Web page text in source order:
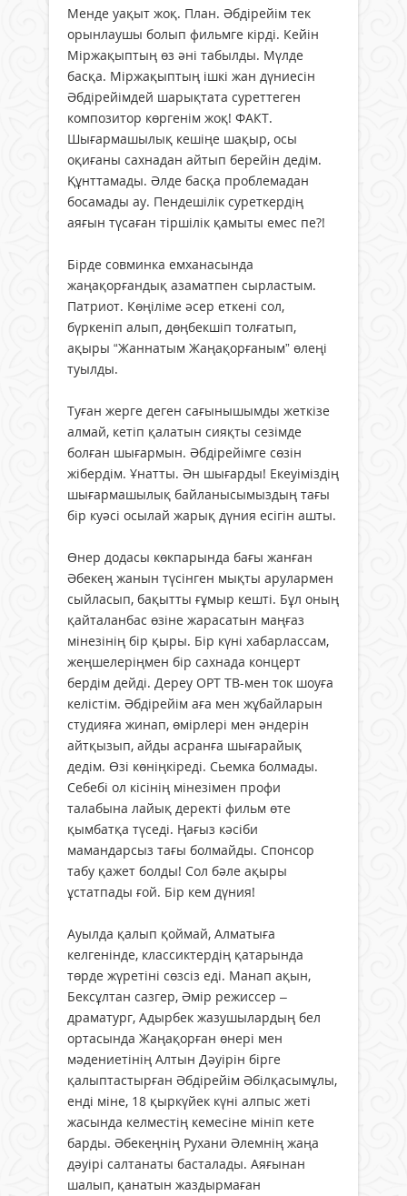
Менде уақыт жоқ. План. Әбдірейім тек
орынлаушы болып фильмге кірді. Кейін
Міржақыптың өз әні табылды. Мүлде
басқа. Міржақыптың ішкі жан дүниесін
Әбдірейімдей шарықтата суреттеген
композитор көргенім жоқ! ФАКТ.
Шығармашылық кешіңе шақыр, осы
оқиғаны сахнадан айтып берейін дедім.
Құнттамады. Әлде басқа проблемадан
босамады ау. Пендешілік суреткердің
аяғын түсаған тіршілік қамыты емес пе?!
Бірде совминка емханасында
жаңақорғандық азаматпен сырластым.
Патриот. Көңіліме әсер еткені сол,
бүркеніп алып, дөңбекшіп толғатып,
ақыры “Жаннатым Жаңақорғаным” өлеңі
туылды.
Туған жерге деген сағынышымды жеткізе
алмай, кетіп қалатын сияқты сезімде
болған шығармын. Әбдірейімге сөзін
жібердім. Ұнатты. Ән шығарды! Екеуіміздің
шығармашылық байланысымыздың тағы
бір куәсі осылай жарық дүния есігін ашты.
Өнер додасы көкпарында бағы жанған
Әбекең жанын түсінген мықты арулармен
сыйласып, бақытты ғұмыр кешті. Бұл оның
қайталанбас өзіне жарасатын маңғаз
мінезінің бір қыры. Бір күні хабарлассам,
жеңшелеріңмен бір сахнада концерт
бердім дейді. Дереу ОРТ ТВ-мен ток шоуға
келістім. Әбдірейім аға мен жұбайларын
студияға жинап, өмірлері мен әндерін
айтқызып, айды асранға шығарайық
дедім. Өзі көніңкіреді. Сьемка болмады.
Себебі ол кісінің мінезімен профи
талабына лайық деректі фильм өте
қымбатқа түседі. Ңағыз кәсіби
мамандарсыз тағы болмайды. Спонсор
табу қажет болды! Сол бәле ақыры
ұстатпады ғой. Бір кем дүния!
Ауылда қалып қоймай, Алматыға
келгенінде, классиктердің қатарында
төрде жүретіні сөзсіз еді. Манап ақын,
Бексұлтан сазгер, Әмір режиссер –
драматург, Адырбек жазушылардың бел
ортасында Жаңақорған өнері мен
мәдениетінің Алтын Дәуірін бірге
қалыптастырған Әбдірейім Әбілқасымұлы,
енді міне, 18 қыркүйек күні алпыс жеті
жасында келместің кемесіне мініп кете
барды. Әбекеңнің Рухани Әлемнің жаңа
дәуірі салтанаты басталады. Аяғынан
шалып, қанатын жаздырмаған